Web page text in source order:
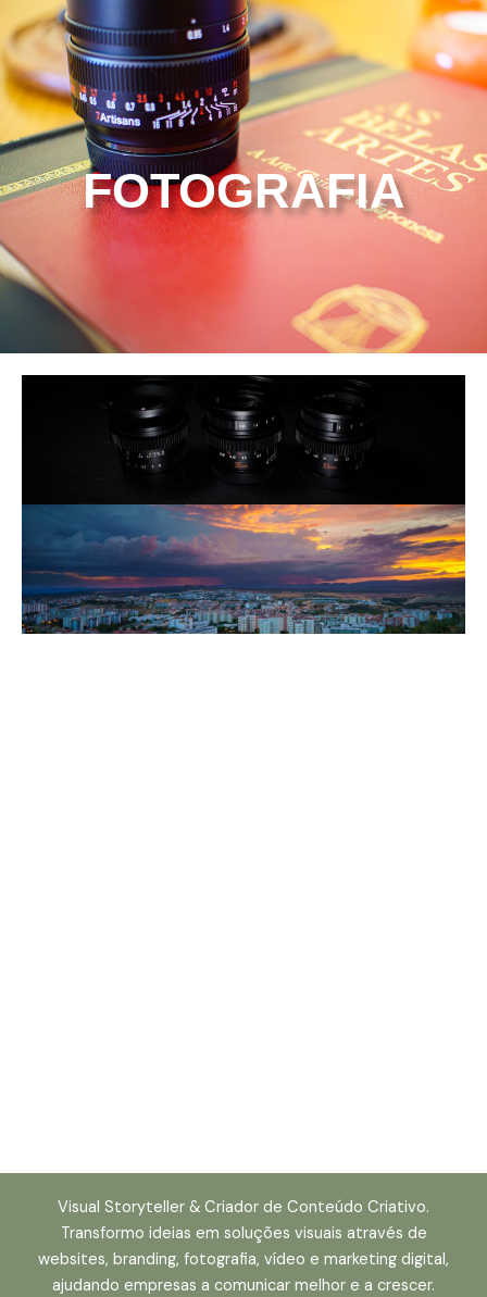
FOTOGRAFIA
Visual Storyteller & Criador de Conteúdo Criativo.
Transformo ideias em soluções visuais através de
websites, branding, fotografia, vídeo e marketing digital,
ajudando empresas a comunicar melhor e a crescer.